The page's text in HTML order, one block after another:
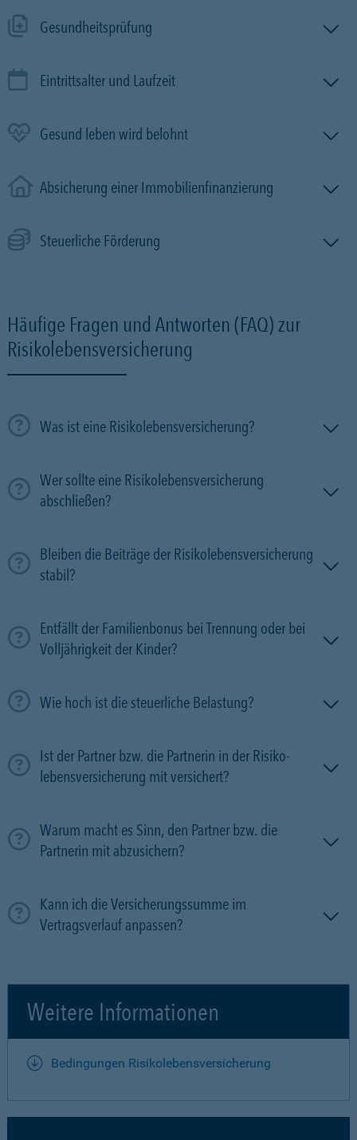
Gesundheitsprüfung
Eintrittsalter und Laufzeit
Gesund leben wird belohnt
Absicherung einer Immobilien­finanzierung
Steuerliche Förderung
Häufige Fragen und Antworten (FAQ) zur
Risikolebensversicherung
Was ist eine Risikolebensversicherung?
Wer sollte eine Risikolebensversicherung
abschließen?
Bleiben die Beiträge der Risikolebensversicherung
stabil?
Entfällt der Familienbonus bei Trennung oder bei
Volljährigkeit der Kinder?
Wie hoch ist die steuerliche Belastung?
Ist der Partner bzw. die Partnerin in der Risiko­
lebens­versicherung mit versichert?
Warum macht es Sinn, den Partner bzw. die
Partnerin mit ab­zu­sichern?
Kann ich die Versicherungssumme im
Vertragsverlauf anpassen?
Weitere Informationen
Bedingungen Risikolebensversicherung